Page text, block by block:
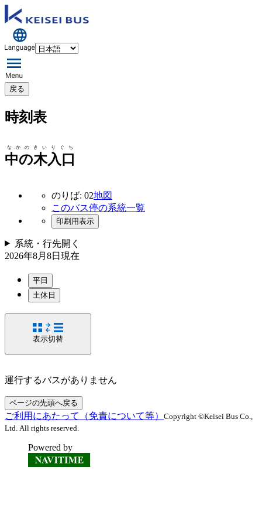
戻る
時刻表
中の木入口
なかのきいりぐち
のりば: 02地図
このバス停の系統一覧
印刷用表示
系統・行先開く
2026年8月8日 現在
平日
土休日
表示切替
運行するバスがありません
ページの先頭へ戻る
ご利用にあたって（免責について等） Copyright ©Keisei Bus Co.,
Ltd. All rights reserved.
Powered by